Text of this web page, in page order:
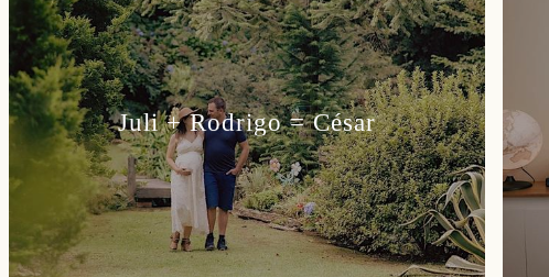
Juli + Rodrigo = César